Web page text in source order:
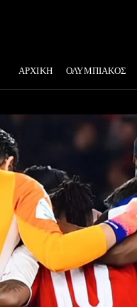
ΑΡΧΙΚΗ ΟΛΥΜΠΙΑΚΟΣ